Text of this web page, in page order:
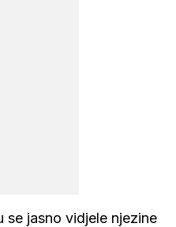
se jasno vidjele njezine